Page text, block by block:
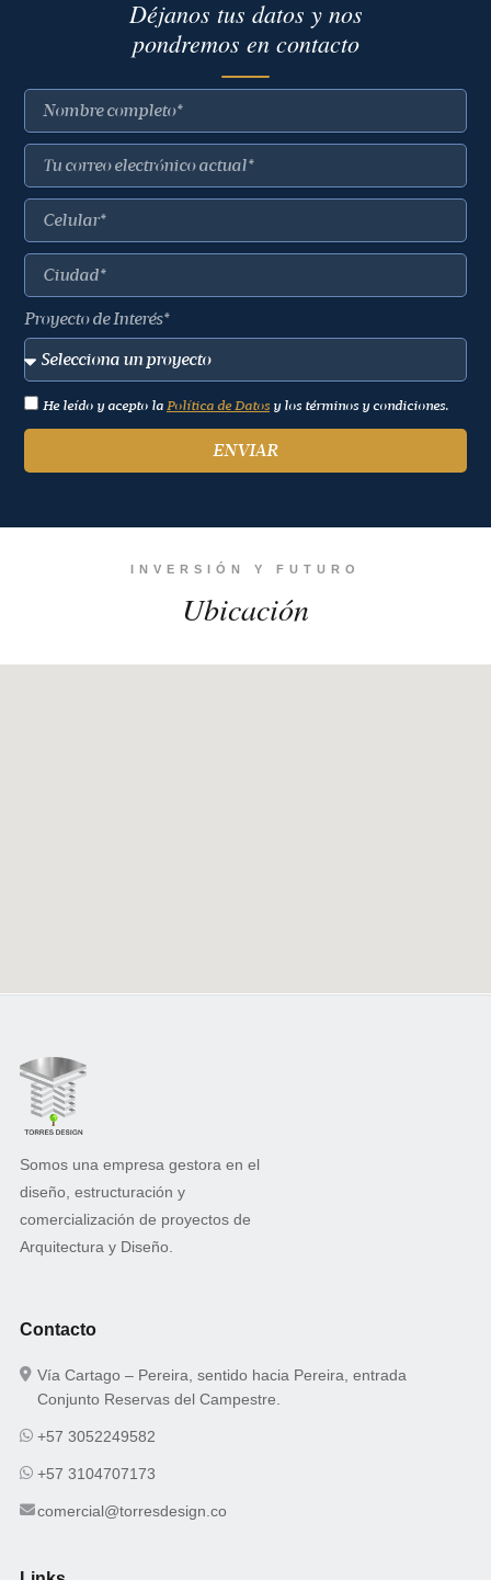
Déjanos tus datos y nos
pondremos en contacto
Proyecto de Interés*
He leído y acepto la Política de Datos y los términos y condiciones.
ENVIAR
INVERSIÓN Y FUTURO
Ubicación
Somos una empresa gestora en el
diseño, estructuración y
comercialización de proyectos de
Arquitectura y Diseño.
Contacto
Vía Cartago – Pereira, sentido hacia Pereira, entrada
Conjunto Reservas del Campestre.
+57 3052249582
+57 3104707173
comercial@torresdesign.co